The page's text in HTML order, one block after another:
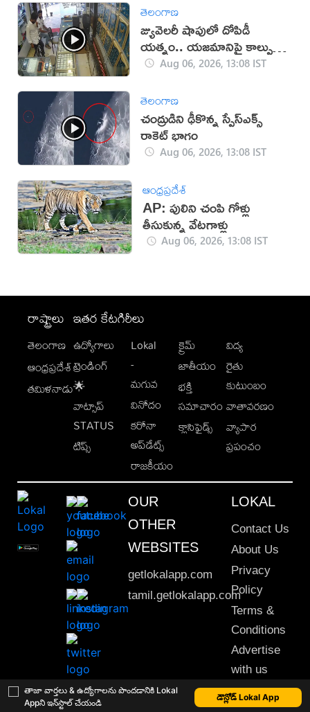
తాజా వార్తలు & ఉద్యోగాలను పొందడానికి Lokal
Appని ఇన్‌స్టాల్ చేయండి
డౌన్లోడ్ Lokal App
తెలంగాణ
జ్యువెలరీ షాపులో దోపిడీ
యత్నం.. యజమానిపై కాల్పులు
(వీడియో)
Aug 06, 2026, 13:08 IST
తెలంగాణ
చంద్రుడిని ఢీకొన్న స్పేస్‌ఎక్స్
రాకెట్ భాగం
Aug 06, 2026, 13:08 IST
ఆంధ్రప్రదేశ్
AP: పులిని చంపి గోళ్లు
తీసుకున్న వేటగాళ్లు
Aug 06, 2026, 13:08 IST
రాష్ట్రాలు
తెలంగాణ
ఆంధ్రప్రదేశ్
తమిళనాడు
ఇతర కేటగిరీలు
ఉద్యోగాలు
ట్రెండింగ్
🌟
వాట్సాప్
STATUS
టిప్స్
Lokal
-
మగువ
వినోదం
కరోనా
అప్‌డేట్స్
రాజకీయం
క్రైమ్
జాతీయం
భక్తి
సమాచారం
క్లాసిఫైడ్స్
విద్య
రైతు
కుటుంబం
వాతావరణం
వ్యాపార
ప్రపంచం
OUR
OTHER
WEBSITES
getlokalapp.com
tamil.getlokalapp.com
LOKAL
Contact Us
About Us
Privacy
Policy
Terms &
Conditions
Advertise
with us
Sitemap
This material may not be published, transmitted, rewritten or redistributed. © 2020 Lokal App. All rights reserved.